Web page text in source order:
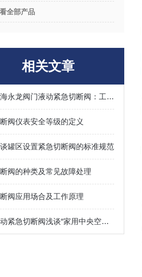
全部产品
相关文章
上海永龙阀门液动紧急切断阀：工业安全的坚固防线​
阀仪表安全等级的定义
罐区设置紧急切断阀的标准规范
阀的种类及常见故障处理
阀应用场合及工作原理
液动紧急切断阀浅谈“家用中央空调负荷计算规定”